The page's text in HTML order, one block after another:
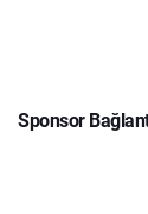
Sponsor